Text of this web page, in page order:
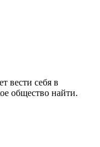
вести себя в
общество найти.